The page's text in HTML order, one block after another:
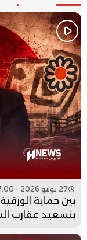
27 يوليو 2026 - 17:00
بين حماية
بنسعيد عقارب